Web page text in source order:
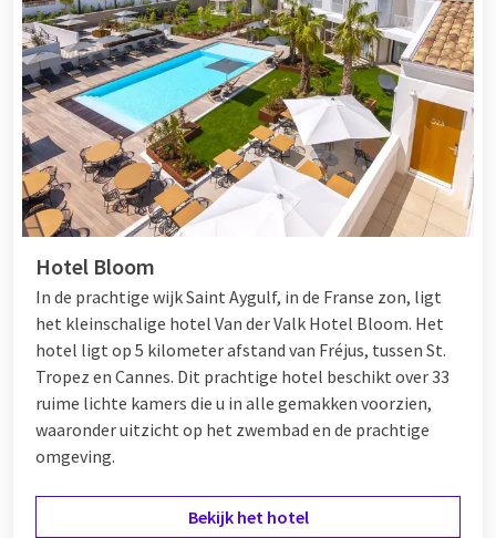
Hotel Bloom
In de prachtige wijk Saint Aygulf, in de Franse zon, ligt
het kleinschalige hotel Van der Valk Hotel Bloom. Het
hotel ligt op 5 kilometer afstand van Fréjus, tussen St.
Tropez en Cannes. Dit prachtige hotel beschikt over 33
ruime lichte kamers die u in alle gemakken voorzien,
waaronder uitzicht op het zwembad en de prachtige
omgeving.
Bekijk het hotel